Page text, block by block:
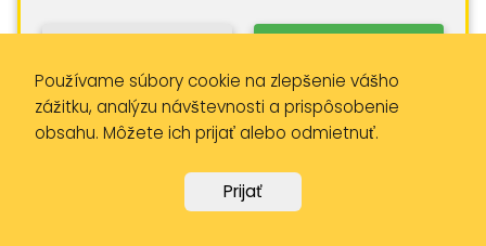
Ako sa dostať Vypočítať tarif
Používame súbory cookie na zlepšenie vášho
zážitku, analýzu návštevnosti a prispôsobenie
obsahu. Môžete ich prijať alebo odmietnuť.
Prijať